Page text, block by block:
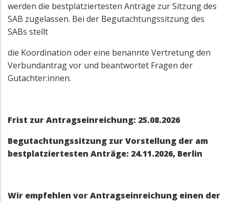
werden die bestplatziertesten Anträge zur Sitzung des
SAB zugelassen. Bei der Begutachtungssitzung des
SABs stellt
die Koordination oder eine benannte Vertretung den
Verbundantrag vor und beantwortet Fragen der
Gutachter:innen.
Frist zur Antragseinreichung: 25.08.2026
Begutachtungssitzung zur Vorstellung der am
bestplatziertesten Anträge: 24.11.2026, Berlin
Wir empfehlen vor Antragseinreichung einen der